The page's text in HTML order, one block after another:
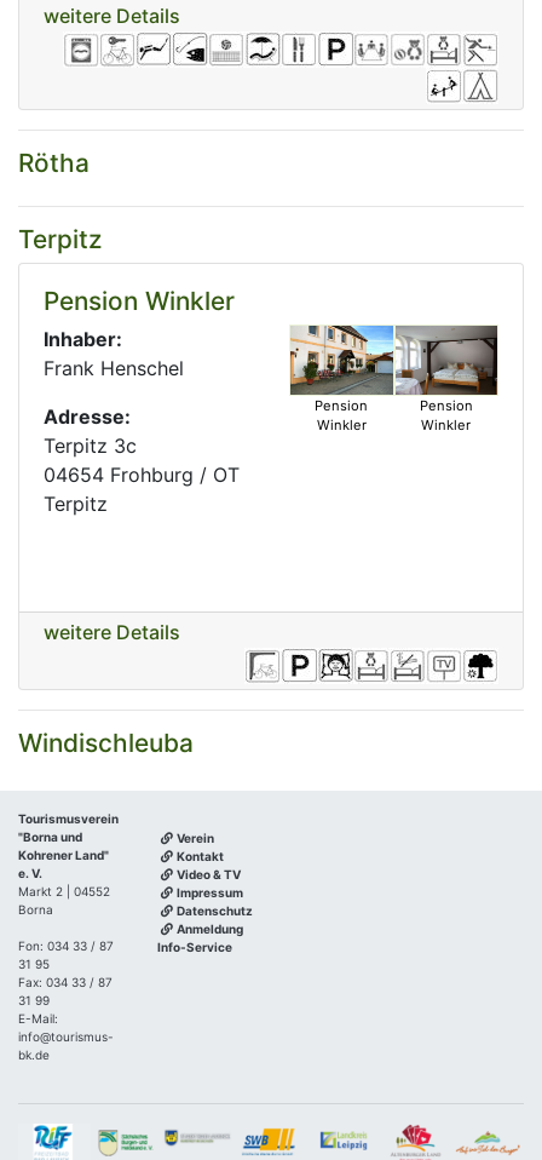
weitere Details
Rötha
Terpitz
Pension Winkler
Inhaber:
Frank Henschel
Adresse:
Terpitz 3c
04654 Frohburg / OT
Terpitz
Pension
Winkler
Pension
Winkler
weitere Details
Windischleuba
Tourismusverein
"Borna und
Kohrener Land"
e. V.
Markt 2 | 04552
Borna
Fon: 034 33 / 87
31 95
Fax: 034 33 / 87
31 99
E-Mail:
info@tourismus-
bk.de
Verein
Kontakt
Video & TV
Impressum
Datenschutz
Anmeldung
Info-Service